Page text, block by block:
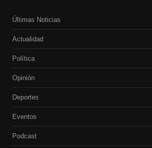
Últimas Noticias
Actualidad
Política
Opinión
Deportes
Eventos
Podcast